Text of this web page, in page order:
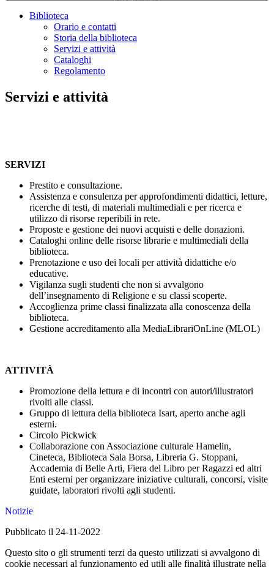
Biblioteca
Orario e contatti
Storia della biblioteca
Servizi e attività
Cataloghi
Regolamento
Servizi e attività
SERVIZI
Prestito e consultazione.
Assistenza e consulenza per approfondimenti didattici, letture,
ricerche di testi, di materiali multimediali e per ricerca e
utilizzo di risorse reperibili in rete.
Proposte e gestione dei nuovi acquisti e delle donazioni.
Cataloghi online delle risorse librarie e multimediali della
biblioteca.
Prenotazione e uso dei locali per attività didattiche e/o
educative.
Vigilanza sugli studenti che non si avvalgono
dell’insegnamento di Religione e su classi scoperte.
Accoglienza prime classi finalizzata alla conoscenza della
biblioteca.
Gestione accreditamento alla MediaLibrariOnLine (MLOL)
ATTIVITÀ
Promozione della lettura e di incontri con autori/illustratori
rivolti alle classi.
Gruppo di lettura della biblioteca Isart, aperto anche agli
esterni.
Circolo Pickwick
Collaborazione con Associazione culturale Hamelin,
Cineteca, Biblioteca Sala Borsa, Libreria G. Stoppani,
Accademia di Belle Arti, Fiera del Libro per Ragazzi ed altri
Enti esterni per organizzare iniziative culturali, concorsi, visite
guidate, laboratori rivolti agli studenti.
Notizie
Pubblicato il 24-11-2022
Questo sito o gli strumenti terzi da questo utilizzati si avvalgono di
cookie necessari al funzionamento ed utili alle finalità illustrate nella